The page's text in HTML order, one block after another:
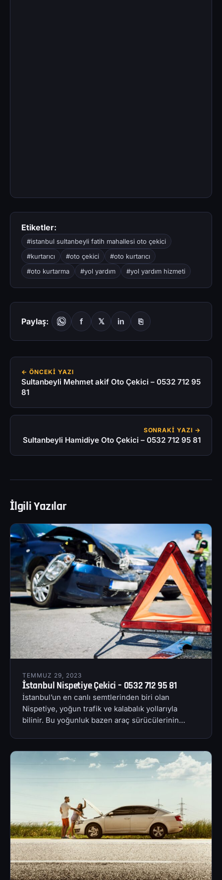
Etiketler:
#istanbul sultanbeyli fatih mahallesi oto çekici
#kurtarıcı
#oto çekici
#oto kurtarıcı
#oto kurtarma
#yol yardım #yol yardım hizmeti
Paylaş: f 𝕏 in ⎘
← ÖNCEKI YAZI
Sultanbeyli Mehmet akif Oto Çekici – 0532 712 95
81
SONRAKI YAZI →
Sultanbeyli Hamidiye Oto Çekici – 0532 712 95 81
İlgili Yazılar
TEMMUZ 29, 2023
İstanbul Nispetiye Çekici – 0532 712 95 81
İstanbul’un en canlı semtlerinden biri olan
Nispetiye, yoğun trafik ve kalabalık yollarıyla
bilinir. Bu yoğunluk bazen araç sürücülerinin…